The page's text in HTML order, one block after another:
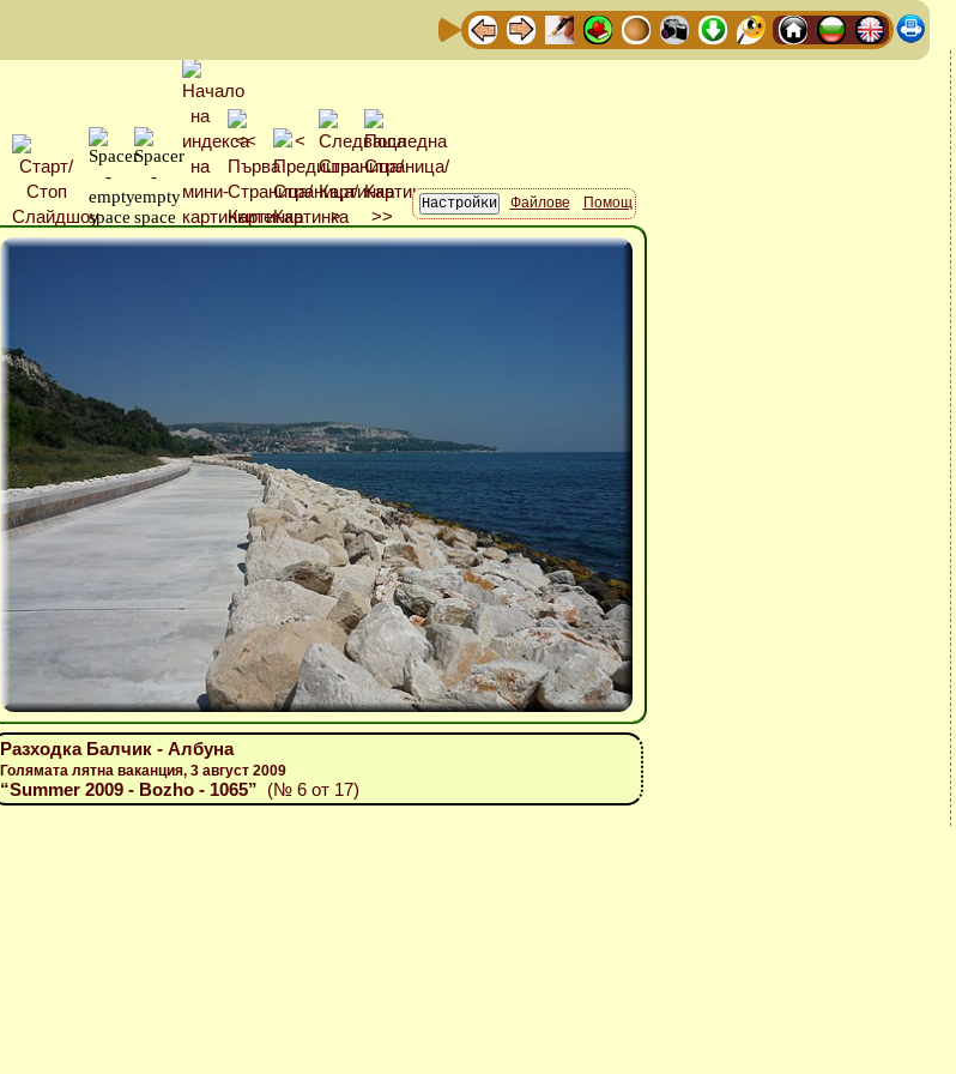
Файлове Помощ
Разходка Балчик - Албуна
Голямата лятна ваканция, 3 август 2009
“Summer 2009 - Bozho - 1065” (№ 6 от 17)